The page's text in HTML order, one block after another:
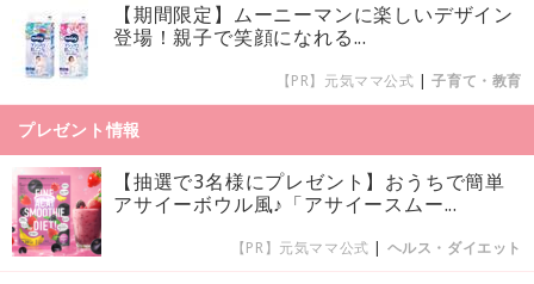
【期間限定】ムーニーマンに楽しいデザイン
登場！親子で笑顔になれる...
【PR】元気ママ公式 |子育て・教育
プレゼント情報
【抽選で3名様にプレゼント】おうちで簡単
アサイーボウル風♪「アサイースムー...
【PR】元気ママ公式 | ヘルス・ダイエット